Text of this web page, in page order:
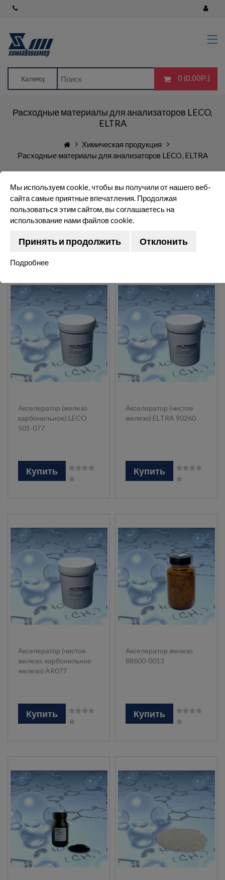
0 (0.00Р.)
Главная
Полимерные изделия для
промышленности и
Посуда лабораторная
Посуда лабораторная
отечественного производства
мешки для хранения
Химическая продукция
Blog
Расходные материалы для анализаторов LECO,
ELTRA
Химическая продукция
Расходные материалы для анализаторов LECO, ELTRA
Сортировка:
Показать:
Акселератор (железо
карбонильное) LECO
501-077
Купить
Акселератор (чистое
железо) ELTRA 90260
Купить
Акселератор (чистое
железо, карбонильное
железо) AR077
Купить
Акселератор железо
88600-0013
Купить
Мы используем cookie, чтобы вы получили от нашего веб-
сайта самые приятные впечатления. Продолжая
пользоваться этим сайтом, вы соглашаетесь на
использование нами файлов cookie.
Принять и продолжить Отклонить
Подробнее